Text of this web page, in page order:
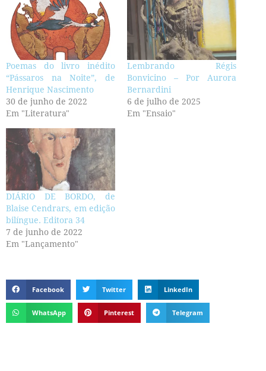
Poemas do livro inédito
“Pássaros na Noite”, de
Henrique Nascimento
30 de junho de 2022
Em "Literatura"
Lembrando Régis
Bonvicino – Por Aurora
Bernardini
6 de julho de 2025
Em "Ensaio"
DIÁRIO DE BORDO, de
Blaise Cendrars, em edição
bilíngue. Editora 34
7 de junho de 2022
Em "Lançamento"
Facebook Twitter LinkedIn
WhatsApp Pinterest Telegram